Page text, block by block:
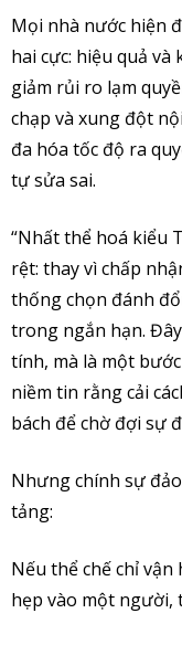
Mọi nhà nước hiện
hai cực: hiệu quả và
giảm rủi ro lạm
chạp và xung đột
đa hóa tốc độ ra
tự sửa sai.
“Nhất thể hoá kiểu
rệt: thay vì chấp
thống chọn đánh
trong ngắn hạn.
tính, mà là một
niềm tin rằng cải
bách để chờ đợi sự
Nhưng chính sự
tảng:
Nếu thể chế chỉ
hẹp vào một người,